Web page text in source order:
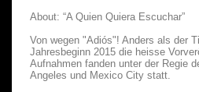
About: “A Quien Quiera Escuchar”
Von wegen "Adiós"! Anders als der
Jahresbeginn 2015 die heisse
Aufnahmen fanden unter der Regie
Angeles und Mexico City statt.